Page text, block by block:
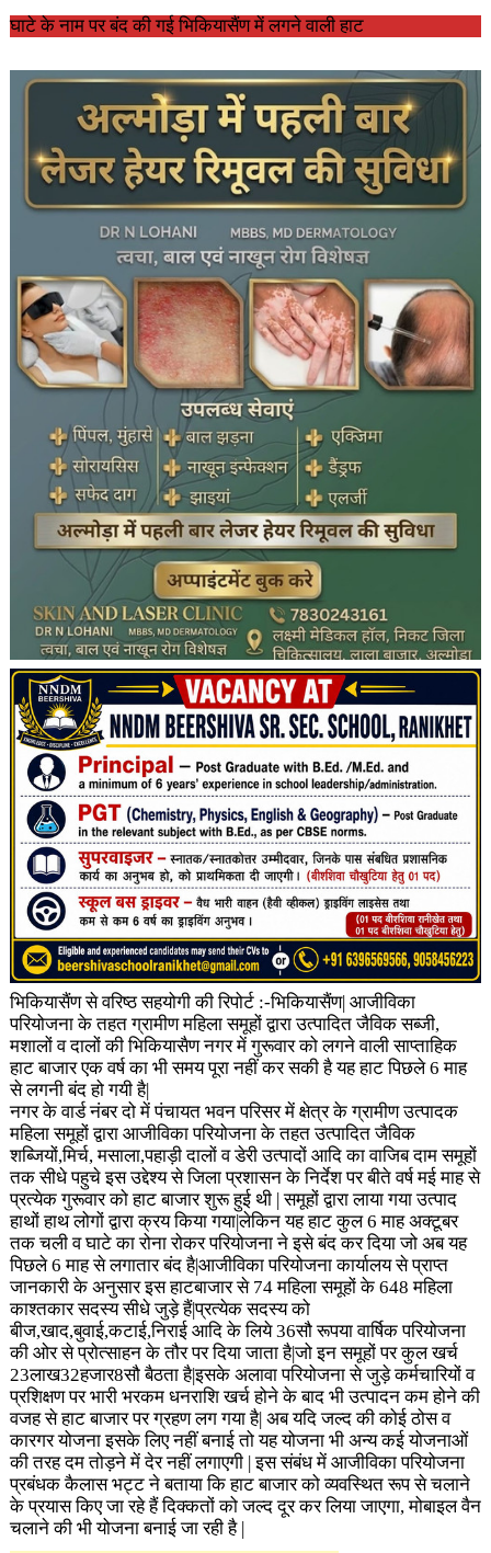
घाटे के नाम पर बंद की गई भिकियासैंण में लगने वाली हाट
भिकियासैंण से वरिष्ठ सहयोगी की रिपोर्ट :-भिकियासैंण| आजीविका
परियोजना के तहत ग्रामीण महिला समूहों द्वारा उत्पादित जैविक सब्जी,
मशालों व दालों की भिकियासैण नगर में गुरूवार को लगने वाली साप्ताहिक
हाट बाजार एक वर्ष का भी समय पूरा नहीं कर सकी है यह हाट पिछले 6 माह
से लगनी बंद हो गयी है|
नगर के वार्ड नंबर दो में पंचायत भवन परिसर में क्षेत्र के ग्रामीण उत्पादक
महिला समूहों द्वारा आजीविका परियोजना के तहत उत्पादित जैविक
शब्जियों,मिर्च, मसाला,पहाड़ी दालों व डेरी उत्पादों आदि का वाजिब दाम समूहों
तक सीधे पहुचे इस उद्देश्य से जिला प्रशासन के निर्देश पर बीते वर्ष मई माह से
प्रत्येक गुरूवार को हाट बाजार शुरू हुई थी | समूहों द्वारा लाया गया उत्पाद
हाथों हाथ लोगों द्वारा क्रय किया गया|लेकिन यह हाट कुल 6 माह अक्टूबर
तक चली व घाटे का रोना रोकर परियोजना ने इसे बंद कर दिया जो अब यह
पिछले 6 माह से लगातार बंद है|आजीविका परियोजना कार्यालय से प्राप्त
जानकारी के अनुसार इस हाटबाजार से 74 महिला समूहों के 648 महिला
काश्तकार सदस्य सीधे जुड़े हैं|प्रत्येक सदस्य को
बीज,खाद,बुवाई,कटाई,निराई आदि के लिये 36सौ रूपया वार्षिक परियोजना
की ओर से प्रोत्साहन के तौर पर दिया जाता है|जो इन समूहों पर कुल खर्च
23लाख32हजार8सौ बैठता है|इसके अलावा परियोजना से जुड़े कर्मचारियों व
प्रशिक्षण पर भारी भरकम धनराशि खर्च होने के बाद भी उत्पादन कम होने की
वजह से हाट बाजार पर ग्रहण लग गया है| अब यदि जल्द की कोई ठोस व
कारगर योजना इसके लिए नहीं बनाई तो यह योजना भी अन्य कई योजनाओं
की तरह दम तोड़ने में देर नहीं लगाएगी | इस संबंध में आजीविका परियोजना
प्रबंधक कैलास भट्ट ने बताया कि हाट बाजार को व्यवस्थितरूप से चलाने
के प्रयास किए जा रहे हैं दिक्कतों को जल्द दूर कर लिया जाएगा, मोबाइल वैन
चलाने की भी योजना बनाई जा रही है |